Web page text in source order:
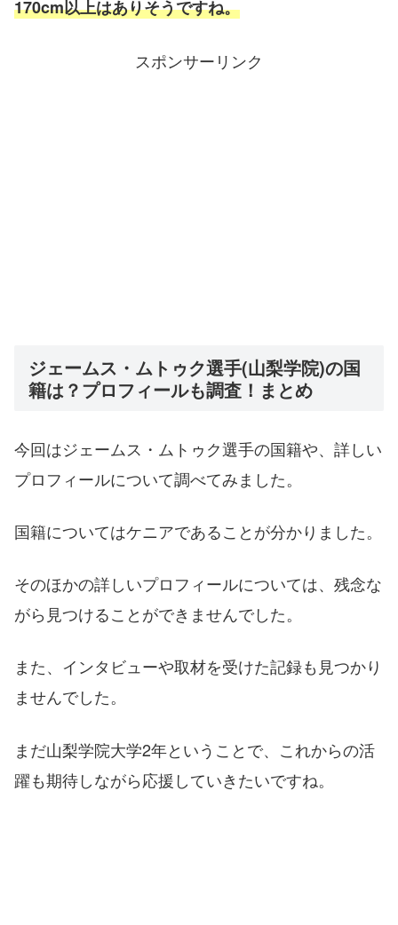
170cm以上はありそうですね。
スポンサーリンク
ジェームス・ムトゥク選手(山梨学院)の国
籍は？プロフィールも調査！まとめ
今回はジェームス・ムトゥク選手の国籍や、詳しい
プロフィールについて調べてみました。
国籍についてはケニアであることが分かりました。
そのほかの詳しいプロフィールについては、残念な
がら見つけることができませんでした。
また、インタビューや取材を受けた記録も見つかり
ませんでした。
まだ山梨学院大学2年ということで、これからの活
躍も期待しながら応援していきたいですね。